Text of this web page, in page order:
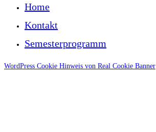
Home
Kontakt
Semesterprogramm
WordPress Cookie Hinweis von Real Cookie Banner